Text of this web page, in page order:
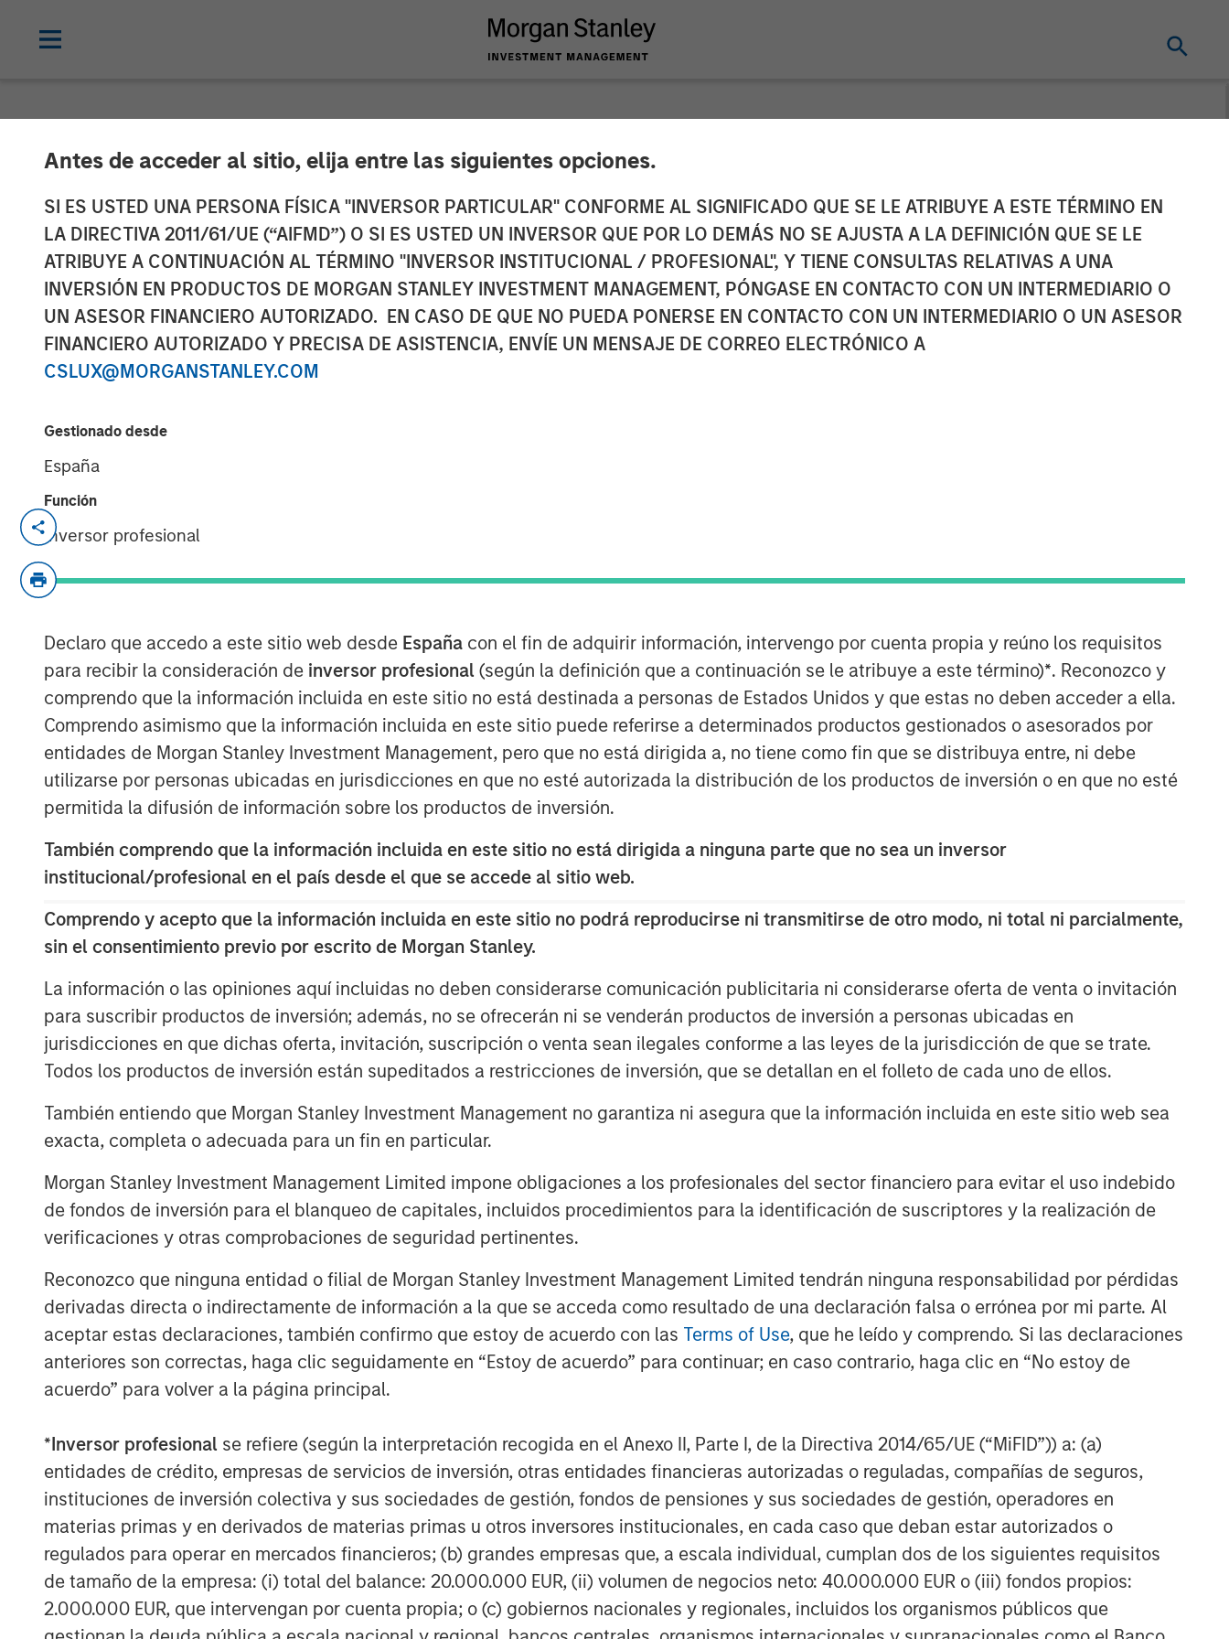
Antes de acceder al sitio, elija entre las siguientes opciones.
SI ES USTED UNA PERSONA FÍSICA "INVERSOR PARTICULAR" CONFORME AL SIGNIFICADO QUE SE LE ATRIBUYE A ESTE TÉRMINO EN
LA DIRECTIVA 2011/61/UE (“AIFMD”) O SI ES USTED UN INVERSOR QUE POR LO DEMÁS NO SE AJUSTA A LA DEFINICIÓN QUE SE LE
ATRIBUYE A CONTINUACIÓN AL TÉRMINO "INVERSOR INSTITUCIONAL / PROFESIONAL", Y TIENE CONSULTAS RELATIVAS A UNA
INVERSIÓN EN PRODUCTOS DE MORGAN STANLEY INVESTMENT MANAGEMENT, PÓNGASE EN CONTACTO CON UN INTERMEDIARIO O
UN ASESOR FINANCIERO AUTORIZADO. EN CASO DE QUE NO PUEDA PONERSE EN CONTACTO CON UN INTERMEDIARIO O UN ASESOR
FINANCIERO AUTORIZADO Y PRECISA DE ASISTENCIA, ENVÍE UN MENSAJE DE CORREO ELECTRÓNICO A
CSLUX@MORGANSTANLEY.COM
Gestionado desde
España
Función
Inversor profesional
Declaro que accedo a este sitio web desde España con el fin de adquirir información, intervengo por cuenta propia y reúno los requisitos
para recibir la consideración de inversor profesional (según la definición que a continuación se le atribuye a este término)*. Reconozco y
comprendo que la información incluida en este sitio no está destinada a personas de Estados Unidos y que estas no deben acceder a ella.
Comprendo asimismo que la información incluida en este sitio puede referirse a determinados productos gestionados o asesorados por
entidades de Morgan Stanley Investment Management, pero que no está dirigida a, no tiene como fin que se distribuya entre, ni debe
utilizarse por personas ubicadas en jurisdicciones en que no esté autorizada la distribución de los productos de inversión o en que no esté
permitida la difusión de información sobre los productos de inversión.
También comprendo que la información incluida en este sitio no está dirigida a ninguna parte que no sea un inversor
institucional/profesional en el país desde el que se accede al sitio web.
Comprendo y acepto que la información incluida en este sitio no podrá reproducirse ni transmitirse de otro modo, ni total ni parcialmente,
sin el consentimiento previo por escrito de Morgan Stanley.
La información o las opiniones aquí incluidas no deben considerarse comunicación publicitaria ni considerarse oferta de venta o invitación
para suscribir productos de inversión; además, no se ofrecerán ni se venderán productos de inversión a personas ubicadas en
jurisdicciones en que dichas oferta, invitación, suscripción o venta sean ilegales conforme a las leyes de la jurisdicción de que se trate.
Todos los productos de inversión están supeditados a restricciones de inversión, que se detallan en el folleto de cada uno de ellos.
También entiendo que Morgan Stanley Investment Management no garantiza ni asegura que la información incluida en este sitio web sea
exacta, completa o adecuada para un fin en particular.
Morgan Stanley Investment Management Limited impone obligaciones a los profesionales del sector financiero para evitar el uso indebido
de fondos de inversión para el blanqueo de capitales, incluidos procedimientos para la identificación de suscriptores y la realización de
verificaciones y otras comprobaciones de seguridad pertinentes.
Reconozco que ninguna entidad o filial de Morgan Stanley Investment Management Limited tendrán ninguna responsabilidad por pérdidas
derivadas directa o indirectamente de información a la que se acceda como resultado de una declaración falsa o errónea por mi parte. Al
aceptar estas declaraciones, también confirmo que estoy de acuerdo con las Terms of Use, que he leído y comprendo. Si las declaraciones
anteriores son correctas, haga clic seguidamente en “Estoy de acuerdo” para continuar; en caso contrario, haga clic en “No estoy de
acuerdo” para volver a la página principal.
*Inversor profesional se refiere (según la interpretación recogida en el Anexo II, Parte I, de la Directiva 2014/65/UE (“MiFID”)) a: (a)
entidades de crédito, empresas de servicios de inversión, otras entidades financieras autorizadas o reguladas, compañías de seguros,
instituciones de inversión colectiva y sus sociedades de gestión, fondos de pensiones y sus sociedades de gestión, operadores en
materias primas y en derivados de materias primas u otros inversores institucionales, en cada caso que deban estar autorizados o
regulados para operar en mercados financieros; (b) grandes empresas que, a escala individual, cumplan dos de los siguientes requisitos
de tamaño de la empresa: (i) total del balance: 20.000.000 EUR, (ii) volumen de negocios neto: 40.000.000 EUR o (iii) fondos propios:
2.000.000 EUR, que intervengan por cuenta propia; o (c) gobiernos nacionales y regionales, incluidos los organismos públicos que
Opera TV Unveils New Brand Identity and Latest
Innovations at IBC 2017
Building on Opera TV's legacy, Vewd sets out to expand its leadership position in enabling entertainment through extraordinary OTT
solutions
brand identity, including a logo and website, meant to better illustrate the
OTT products and services.
Vewd will officially launch at IBC from September
15-19, where it will also showcase enhancements to its core technology and
preview its latest breakthrough products.
As it enters the market with a new name and visual identity, Vewd continues to
spearhead the industry’s transition to OTT. Vewd remains committed to leading
the market with products and services that facilitate simple, reliable
experiences for customers, partners and viewers. By enabling more than 1500
leading OTT apps and services, and offering over two million indexed videos
through the Vewd App Store, Vewd connects consumers anywhere to the
content they love.
“Today is a milestone for Vewd as we step out with our own brand that
expresses our primary goal: enabling content to be viewed everywhere,” said
Aneesh Rajaram, CEO, Vewd. “Our new visual identity highlights the universal
elements of our industry – a play button, a screen, and the fragmented content
landscape. While today is day one for Vewd, we build on our legacy as long-
time leaders in OTT and remain committed not only to strengthen that position
but push ourselves and our industry forward even faster.”
A20 . Attendees are welcome to join and try out our latest products on display,
including:
Vewd Program Guide, the first fully scalable, modular and flexible program
guide that seamlessly mixes broadcast, live streams, and catalog content;
New features leveraging the latest HbbTV standards, including dynamic
content insertion and media synchronization, along with groundbreaking
use cases which will be shown in partnership with theBBCandIRT;
Vewd App Store 2.1, now including the most demanded premium apps, and
further supported by the industry’s most advanced TV app toolkit, Vewd
Snap 3.0;
About Vewd
Vewd is the global leader in enabling entertainment, connecting consumers
anywhere to the content they love. By enabling OTT on nearly 50 million
connected devices each year, Vewd leads the way in defining the future of
entertainment. Our suite of products and services are crafted to simplify
experienced team provides flexible,
patient, long-term capital to leading
owner-operated and private equity-
backed businesses.